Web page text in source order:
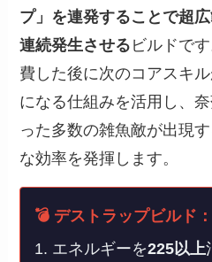
プ」を連発することで超
連続発生させる ビルドで
費した後に次のコアスキ
になる仕組みを活用し、
った多数の雑魚敵が出現
な効率を発揮します。
💣 デストラップビルド
エネルギーを225以上